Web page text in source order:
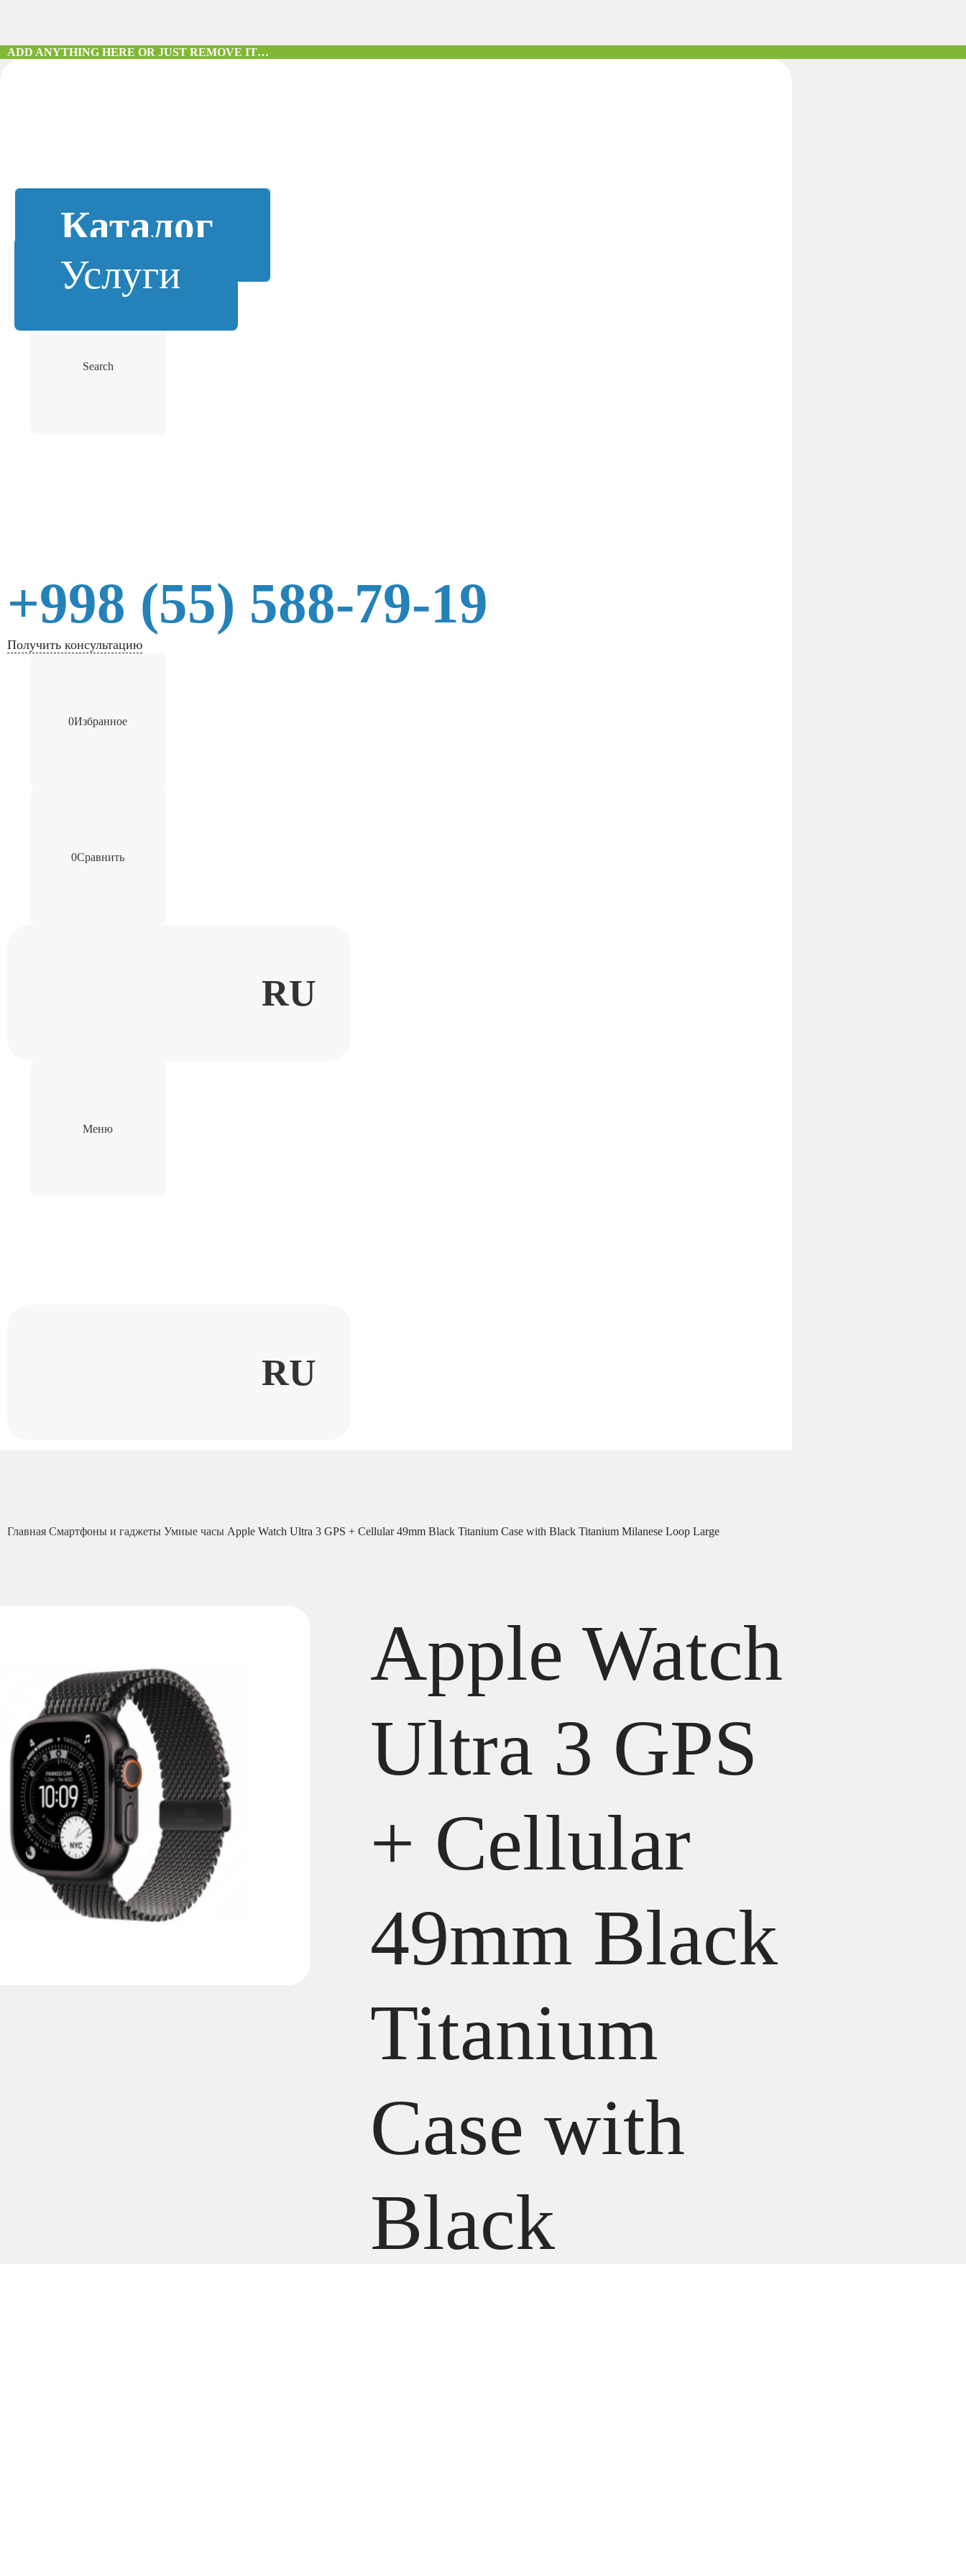
ADD ANYTHING HERE OR JUST REMOVE IT…
Каталог
Услуги
Search
+998 (55) 588-79-19
Получить консультацию
0Избранное
0Сравнить
RU
Меню
RU
Главная Смартфоны и гаджеты Умные часы Apple Watch Ultra 3 GPS + Cellular 49mm Black Titanium Case with Black Titanium Milanese Loop Large
Apple Watch
Ultra 3 GPS
+ Cellular
49mm Black
Titanium
Case with
Black